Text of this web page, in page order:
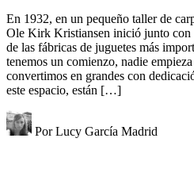
En 1932, en un pequeño taller de
Ole Kirk Kristiansen inició junto con
de las fábricas de juguetes más
tenemos un comienzo, nadie
convertimos en grandes con
este espacio, están […]
PorLucy García Madrid